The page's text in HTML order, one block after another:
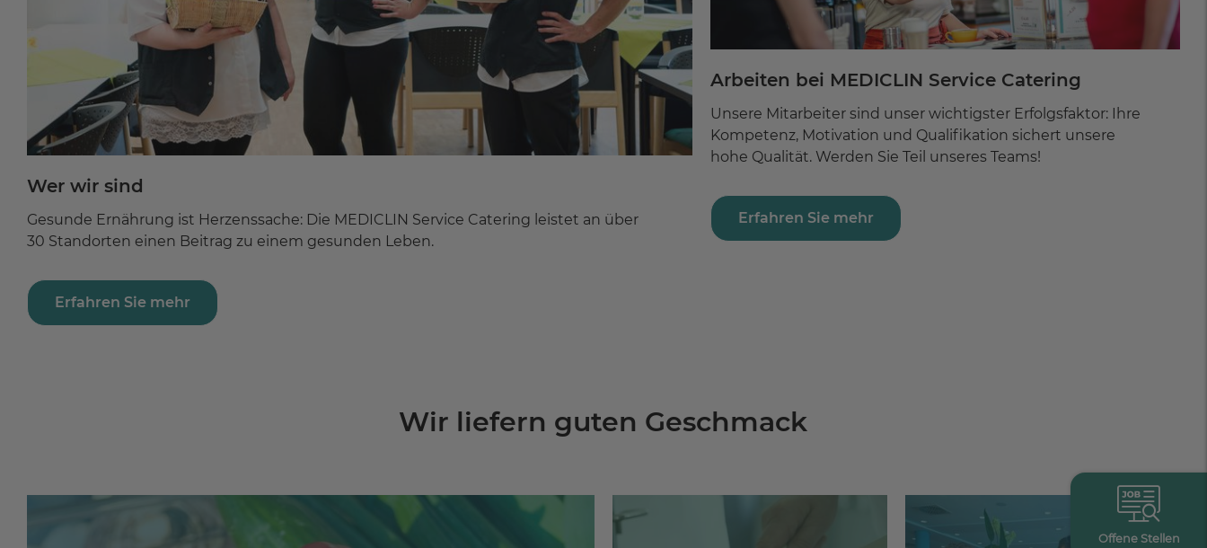
Wer wir sind
Gesunde Ernährung ist Herzenssache: Die MEDICLIN Service Catering leistet an über
30 Standorten einen Beitrag zu einem gesunden Leben.
Erfahren Sie mehr
Arbeiten bei MEDICLIN Service Catering
Unsere Mitarbeiter sind unser wichtigster Erfolgsfaktor: Ihre
Kompetenz, Motivation und Qualifikation sichert unsere
hohe Qualität. Werden Sie Teil unseres Teams!
Erfahren Sie mehr
Wir liefern guten Geschmack
Offene Stellen